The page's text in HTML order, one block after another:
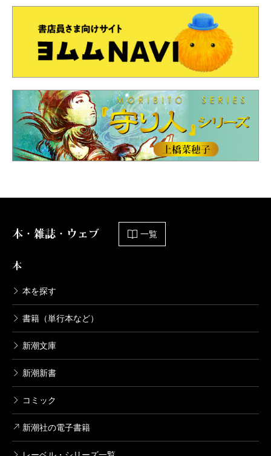
本・雑誌・ウェブ 一覧
本
本を探す
書籍（単行本など）
新潮文庫
新潮新書
コミック
新潮社の電子書籍